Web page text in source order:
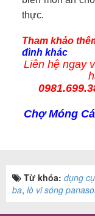
thực.
Tham khảo
đình khác
Liên hệ ngay
Chợ Móng
Từ khóa: dụng
ba, lò vi sóng